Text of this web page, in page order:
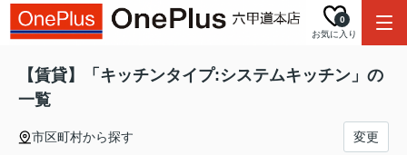
お気に入り
0
【賃貸】「キッチンタイプ:システムキッチン」の
一覧
市区町村から探す 変更